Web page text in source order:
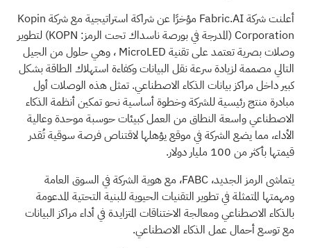
أعلنت شركة Fabric.AI مؤخرًا عن شراكة استراتيجية مع
شركة Kopin
Corporation (المدرجة في بورصة ناسداك تحت الرمز: KOPN) لتطوير
وصلات بصرية تعتمد على تقنية MicroLED
، وهي حلول من الجيل
التالي مصممة لزيادة سرعة نقل البيانات وكفاءة استهلاك الطاقة بشكل
كبير داخل مراكز بيانات الذكاء الاصطناعي. تمثل هذه الوصلات أول
مبادرة منتج رئيسية للشركة وخطوة أساسية نحو تمكين أنظمة الذكاء
الاصطناعي واسعة النطاق من العمل كبيئات حوسبة موحدة وعالية
الأداء، مما يضع الشركة في موقع يؤهلها لاقتناص فرصة سوقية تُقدر
قيمتها بأكثر من 100 مليار دولار.
يتماشى الرمز الجديد، FABC، مع هوية الشركة في السوق العامة
ومهمتها المتمثلة في تطوير التقنيات الحيوية للبنية التحتية المدعومة
بالذكاء الاصطناعي ومعالجة الاختناقات المتزايدة في أداء مراكز البيانات
مع توسع أحمال عمل الذكاء الاصطناعي.